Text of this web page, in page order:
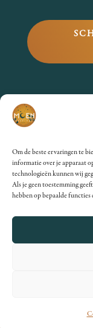
Om de beste ervaringen te
informatie over je apparaat
technologieën kunnen wij
Als je geen toestemming
hebben op bepaalde